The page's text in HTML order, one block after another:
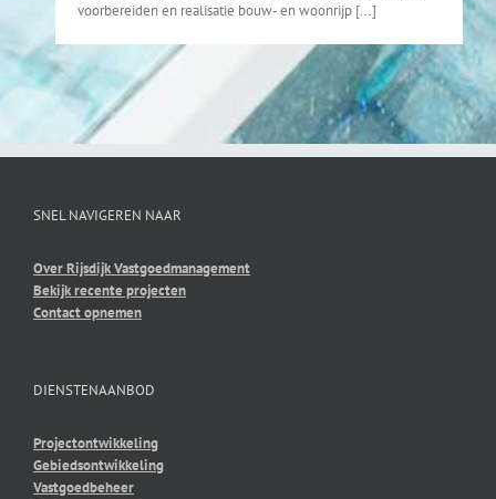
voorbereiden en realisatie bouw- en woonrijp [...]
SNEL NAVIGEREN NAAR
Over Rijsdijk Vastgoedmanagement
Bekijk recente projecten
Contact opnemen
DIENSTENAANBOD
Projectontwikkeling
Gebiedsontwikkeling
Vastgoedbeheer